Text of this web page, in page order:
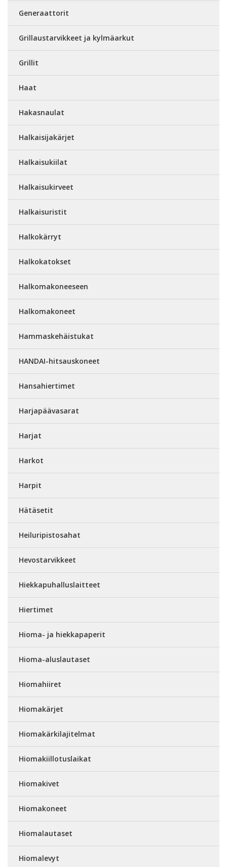
Generaattorit
Grillaustarvikkeet ja kylmäarkut
Grillit
Haat
Hakasnaulat
Halkaisijakärjet
Halkaisukiilat
Halkaisukirveet
Halkaisuristit
Halkokärryt
Halkokatokset
Halkomakoneeseen
Halkomakoneet
Hammaskehäistukat
HANDAI-hitsauskoneet
Hansahiertimet
Harjapäävasarat
Harjat
Harkot
Harpit
Hätäsetit
Heiluripistosahat
Hevostarvikkeet
Hiekkapuhalluslaitteet
Hiertimet
Hioma- ja hiekkapaperit
Hioma-aluslautaset
Hiomahiiret
Hiomakärjet
Hiomakärkilajitelmat
Hiomakiillotuslaikat
Hiomakivet
Hiomakoneet
Hiomalautaset
Hiomalevyt